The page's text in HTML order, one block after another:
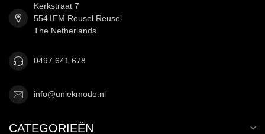
Kerkstraat 7
5541EM Reusel Reusel
The Netherlands
0497 641 678
info@uniekmode.nl
CATEGORIEËN